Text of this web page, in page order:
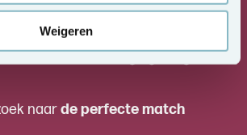
Weigeren
voor kwaliteit en talent
de markten de regelgeving
naarde perfecte match